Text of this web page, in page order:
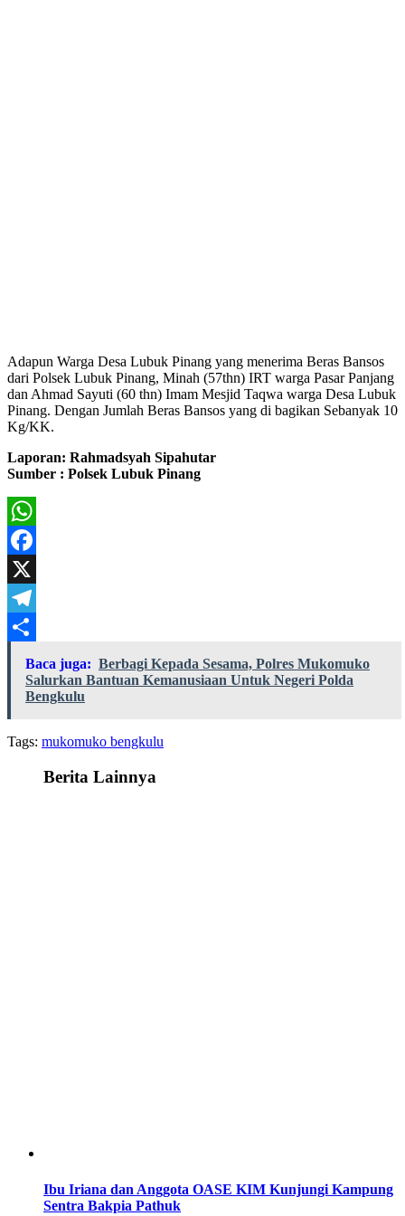
Adapun Warga Desa Lubuk Pinang yang menerima Beras Bansos
dari Polsek Lubuk Pinang, Minah (57thn) IRT warga Pasar Panjang
dan Ahmad Sayuti (60 thn) Imam Mesjid Taqwa warga Desa Lubuk
Pinang. Dengan Jumlah Beras Bansos yang di bagikan Sebanyak 10
Kg/KK.
Laporan: Rahmadsyah Sipahutar
Sumber : Polsek Lubuk Pinang
WhatsApp
Facebook
X
Telegram
Share
Baca juga: Berbagi Kepada Sesama, Polres Mukomuko
Salurkan Bantuan Kemanusiaan Untuk Negeri Polda
Bengkulu
Tags: mukomuko bengkulu
Berita Lainnya
Ibu Iriana dan Anggota OASE KIM Kunjungi Kampung
Sentra Bakpia Pathuk